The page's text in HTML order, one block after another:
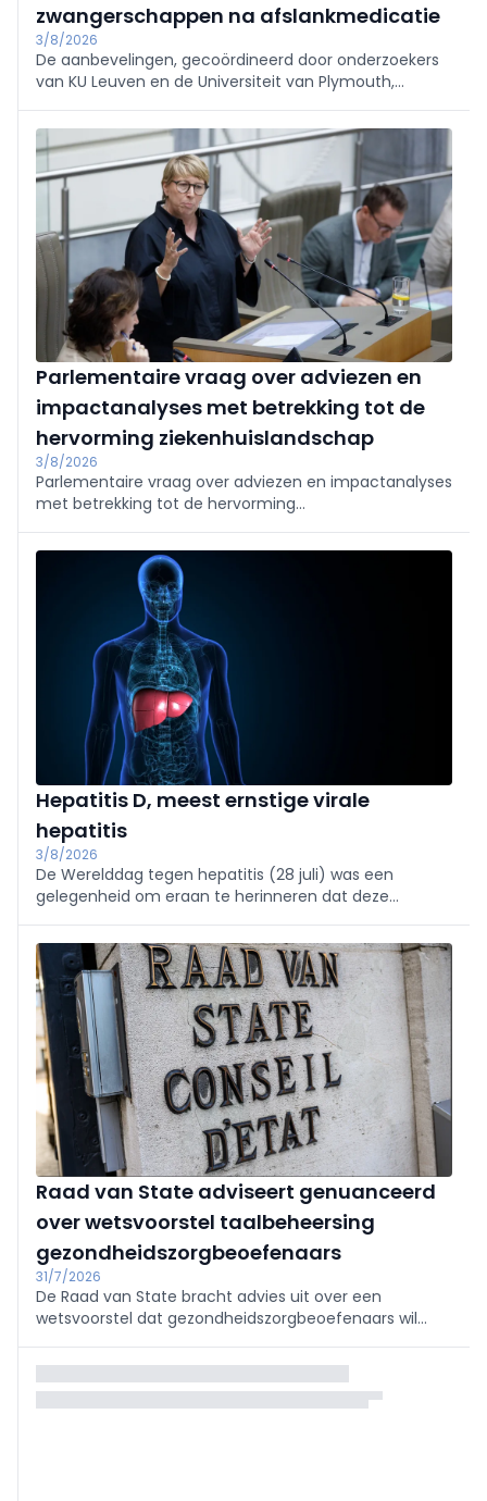
zwangerschappen na afslankmedicatie
3/8/2026
De aanbevelingen, gecoördineerd door onderzoekers
van KU Leuven en de Universiteit van Plymouth,
zorgverleners houvast bieden bij de begeleiding van
deze groeiende patiëntengroep.
Parlementaire vraag over adviezen en
impactanalyses met betrekking tot de
hervorming ziekenhuislandschap
3/8/2026
Parlementaire vraag over adviezen en impactanalyses
met betrekking tot de hervorming
Hepatitis D, meest ernstige virale
hepatitis
3/8/2026
De Werelddag tegen hepatitis (28 juli) was een
gelegenheid om eraan te herinneren dat deze
oorzaken is van levercirrose en leverkanker.
Raad van State adviseert genuanceerd
over wetsvoorstel taalbeheersing
gezondheidszorgbeoefenaars
31/7/2026
De Raad van State bracht advies uit over een
wetsvoorstel dat gezondheidszorgbeoefenaars wil
werkgebied aan te tonen.